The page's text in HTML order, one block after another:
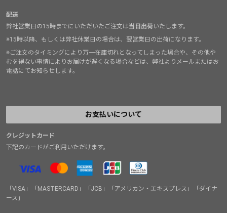
配送
弊社営業日の15時までにいただいたご注文は当日出荷いたします。
※15時以降、もしくは弊社休業日の場合は、翌営業日の出荷になります。
※ご注文のタイミングにより万一在庫切れとなってしまった場合や、その他や
むを得ない事情によりお届けが遅くなる場合などは、弊社よりメールまたはお
電話にてお知らせします。
お支払いについて
クレジットカード
下記のカードがご利用いただけます。
「VISA」「MASTERCARD」「JCB」「アメリカン・エキスプレス」「ダイナ
ース」